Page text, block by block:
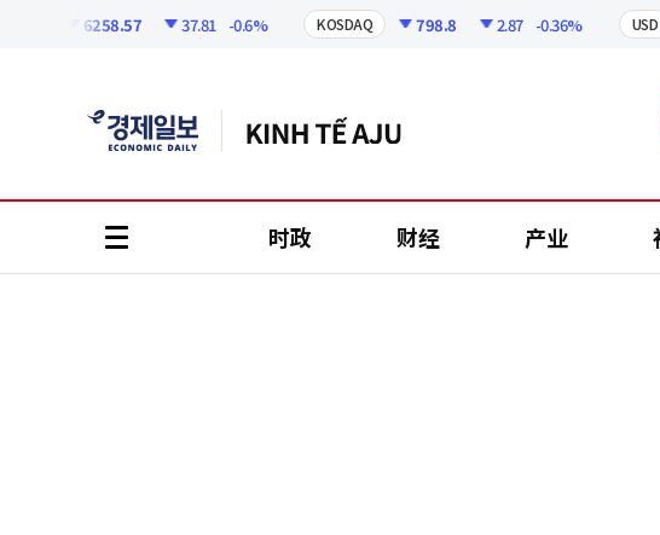
6258.57 37.81 -0.6% KOSDAQ 798.8 2.87 -0.36% USD
时政 财经 产业